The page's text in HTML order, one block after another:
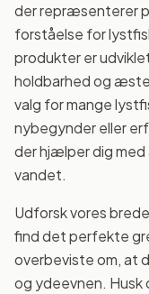
der repræsenterer
forståelse for
produkter er
holdbarhed og
valg for mange
nybegynder eller
der hjælper dig med
vandet.
Udforsk vores
find det perfekte
overbeviste om, at
og ydeevnen. Husk